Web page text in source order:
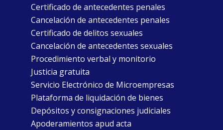
Certificado de antecedentes penales
Cancelación de antecedentes penales
Certificado de delitos sexuales
Cancelación de antecedentes sexuales
Procedimiento verbal y monitorio
Justicia gratuita
Servicio Electrónico de Microempresas
Plataforma de liquidación de bienes
Depósitos y consignaciones judiciales
Apoderamientos apud acta